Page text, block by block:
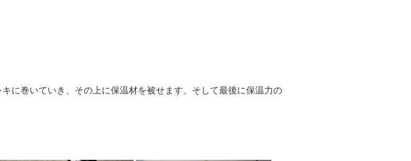
に巻いていき、その上に保温材を被せます。そして最後に保温力の